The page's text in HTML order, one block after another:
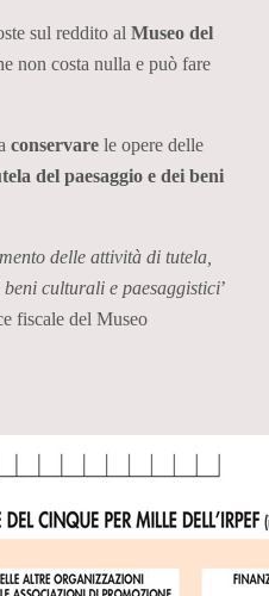
sul reddito al Museo del
non costa nulla e può fare
conservare le opere delle
del paesaggio e dei beni
delle attività di tutela,
culturali e paesaggistici’
fiscale del Museo